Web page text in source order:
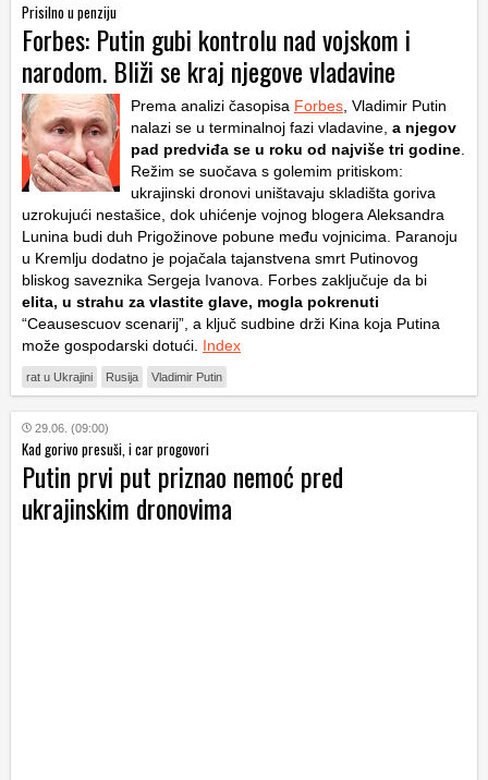
Prisilno u penziju
Forbes: Putin gubi kontrolu nad vojskom i
narodom. Bliži se kraj njegove vladavine
Prema analizi časopisa Forbes , Vladimir Putin
nalazi se u terminalnoj fazi vladavine, a njegov
pad predviđa se u roku od najviše tri godine
Režim se suočava s golemim pritiskom:
ukrajinski dronovi uništavaju skladišta goriva
uzrokujući nestašice, dok uhićenje vojnog blogera Aleksandra
Lunina budi duh Prigožinove pobune među vojnicima. Paranoju
u Kremlju dodatno je pojačala tajanstvena smrt Putinovog
bliskog saveznika Sergeja Ivanova. Forbes zaključuje da bi
elita, u strahu za vlastite glave, mogla pokrenuti
“Ceausescuov scenarij”, a ključ sudbine drži Kina koja Putina
može gospodarski dotući. Index
rat u Ukrajini Rusija Vladimir Putin
29.06. (09:00)
Kad gorivo presuši, i car progovori
Putin prvi put priznao nemoć pred
ukrajinskim dronovima